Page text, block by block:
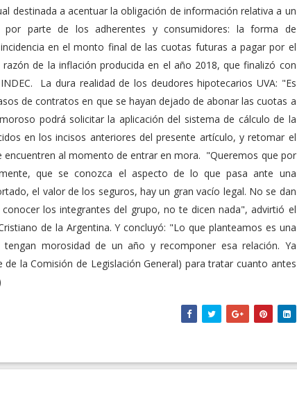
destinada a acentuar la obligación de información relativa a un
parte de los adherentes y consumidores: la forma de
en el monto final de las cuotas futuras a pagar por el
de la inflación producida en el año 2018, que finalizó con
La dura realidad de los deudores hipotecarios UVA: "Es
de contratos en que se hayan dejado de abonar las cuotas a
podrá solicitar la aplicación del sistema de cálculo de la
en los incisos anteriores del presente artículo, y retomar el
encuentren al momento de entrar en mora. "Queremos que por
que se conozca el aspecto de lo que pasa ante una
el valor de los seguros, hay un gran vacío legal. No se dan
los integrantes del grupo, no te dicen nada", advirtió el
de la Argentina. Y concluyó: "Lo que planteamos es una
morosidad de un año y recomponer esa relación. Ya
la Comisión de Legislación General) para tratar cuanto antes